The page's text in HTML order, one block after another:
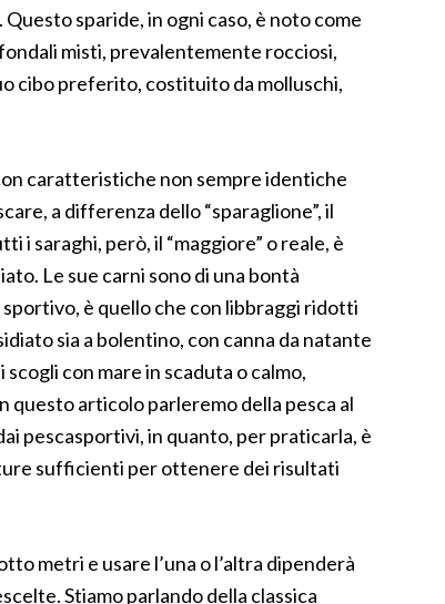
sparide, in ogni caso, è noto come
misti, prevalentemente rocciosi,
cibo preferito, costituito da molluschi,
caratteristiche non sempre identiche
a differenza dello “sparaglione”, il
i saraghi, però, il “maggiore” o reale, è
Le sue carni sono di una bontà
è quello che con libbraggi ridotti
sia a bolentino, con canna da natante
con mare in scaduta o calmo,
questo articolo parleremo della pesca al
pescasportivi, in quanto, per praticarla, è
sufficienti per ottenere dei risultati
metri e usare l’una o l’altra dipenderà
Stiamo parlando della classica